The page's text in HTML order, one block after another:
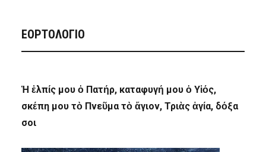
ΕΟΡΤΟΛΟΓΙΟ
Ἡ ἐλπίς μου ὁ Πατήρ, καταφυγή μου ὁ Υἱός,
σκέπη μου τὸ Πνεῦμα τὸ ἅγιον, Τριὰς ἁγία, δόξα
σοι